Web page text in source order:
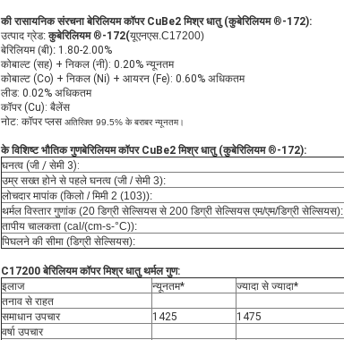
की रासायनिक संरचनाबेरिलियम कॉपर CuBe2 मिश्र धातु (कुबेरिलियम®-172):
उत्पाद ग्रेड: कुबेरिलियम®-172(यूएनएस.C17200)
बेरिलियम (बी): 1.80-2.00%
कोबाल्ट (सह) + निकल (नी): 0.20% न्यूनतम
कोबाल्ट (Co) + निकल (Ni) + आयरन (Fe): 0.60% अधिकतम
लीड: 0.02% अधिकतम
कॉपर (Cu): बैलेंस
नोट: कॉपर प्लस अतिरिक्त 99.5% के बराबर न्यूनतम।
के विशिष्ट भौतिक गुणबेरिलियम कॉपर CuBe2 मिश्र धातु (कुबेरिलियम®-172):
घनत्व (जी / सेमी 3):
उम्र सख्त होने से पहले घनत्व (जी / सेमी 3):
लोचदार मापांक (किलो / मिमी 2 (103)):
थर्मल विस्तार गुणांक (20 डिग्री सेल्सियस से 200 डिग्री सेल्सियस एम/एम/डिग्री सेल्सियस):
तापीय चालकता (cal/(cm-s-°C)):
पिघलने की सीमा (डिग्री सेल्सियस):
C17200 बेरिलियम कॉपर मिश्र धातु थर्मल गुण:
इलाज
न्यूनतम* ज्यादा से ज्यादा*
तनाव से राहत
समाधान उपचार
1425 1475
वर्षा उपचार